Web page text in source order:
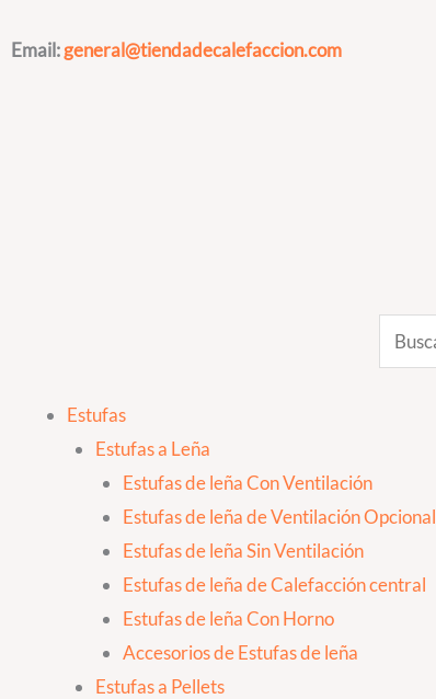
Email:general@tiendadecalefaccion.com
Search
Estufas
Estufas a Leña
Estufas de leña Con Ventilación
Estufas de leña de Ventilación Opcional
Estufas de leña Sin Ventilación
Estufas de leña de Calefacción central
Estufas de leña Con Horno
Accesorios de Estufas de leña
Estufas a Pellets